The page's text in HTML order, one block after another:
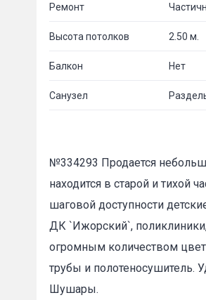
Ремонт
Высота потолков 2.50 м.
Балкон Нет
Санузел
№334293 Продается
находится в старой и тихой
шаговой доступности
ДК `Ижорский`,
огромным количеством
трубы и полотеносушитель.
Шушары.